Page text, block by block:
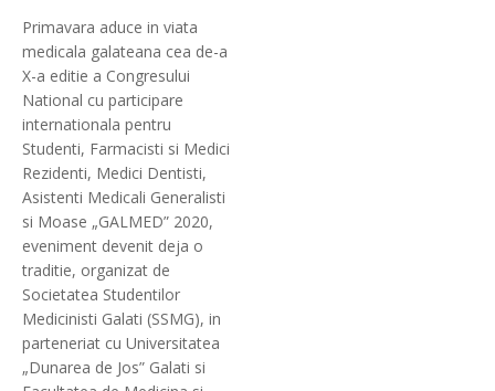
Primavara aduce in viata
medicala galateana cea de-a
X-a editie a Congresului
National cu participare
internationala pentru
Studenti, Farmacisti si Medici
Rezidenti, Medici Dentisti,
Asistenti Medicali Generalisti
si Moase „GALMED” 2020,
eveniment devenit deja o
traditie, organizat de
Societatea Studentilor
Medicinisti Galati (SSMG), in
parteneriat cu Universitatea
„Dunarea de Jos” Galati si